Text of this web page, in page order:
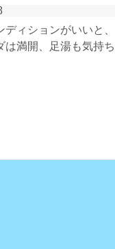
ディションがいいと
は満開、足湯も気持